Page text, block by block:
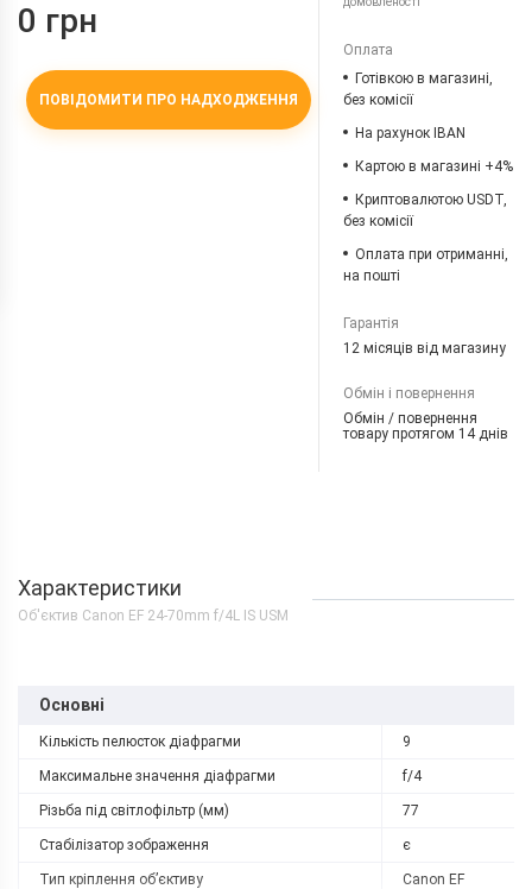
0 грн
ПОВІДОМИТИ ПРО НАДХОДЖЕННЯ
Оплата
Готівкою в магазині,
без комісії
На рахунок IBAN
Картою в магазині +4%
Криптовалютою USDT,
без комісії
Оплата при отриманні,
на пошті
Гарантія
12 місяців від магазину
Обмін і повернення
Обмін / повернення
товару протягом 14 днів
Характеристики
Об'єктив Canon EF 24-70mm f/4L IS USM
Основні
Кількість пелюсток діафрагми 9
Максимальне значення діафрагми f/4
Різьба під світлофільтр (мм) 77
Стабілізатор зображення є
Тип кріплення об’єктиву Canon EF